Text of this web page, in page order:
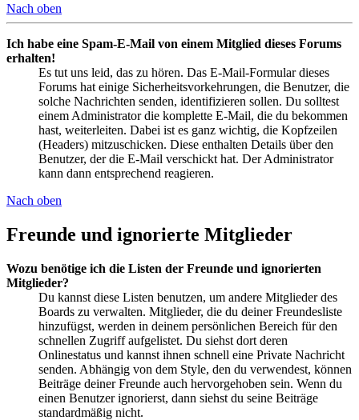
Nach oben
Ich habe eine Spam-E-Mail von einem Mitglied dieses Forums
erhalten!
Es tut uns leid, das zu hören. Das E-Mail-Formular dieses
Forums hat einige Sicherheitsvorkehrungen, die Benutzer, die
solche Nachrichten senden, identifizieren sollen. Du solltest
einem Administrator die komplette E-Mail, die du bekommen
hast, weiterleiten. Dabei ist es ganz wichtig, die Kopfzeilen
(Headers) mitzuschicken. Diese enthalten Details über den
Benutzer, der die E-Mail verschickt hat. Der Administrator
kann dann entsprechend reagieren.
Nach oben
Freunde und ignorierte Mitglieder
Wozu benötige ich die Listen der Freunde und ignorierten
Mitglieder?
Du kannst diese Listen benutzen, um andere Mitglieder des
Boards zu verwalten. Mitglieder, die du deiner Freundesliste
hinzufügst, werden in deinem persönlichen Bereich für den
schnellen Zugriff aufgelistet. Du siehst dort deren
Onlinestatus und kannst ihnen schnell eine Private Nachricht
senden. Abhängig von dem Style, den du verwendest, können
Beiträge deiner Freunde auch hervorgehoben sein. Wenn du
einen Benutzer ignorierst, dann siehst du seine Beiträge
standardmäßig nicht.